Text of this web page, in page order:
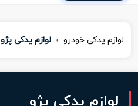
لوازم یدکی خودرو لوازم یدکی پژو
لوازم یدکی پژو